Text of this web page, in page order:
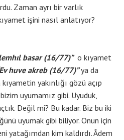
Zaman ayrı bir varlık
işini nasıl anlatıyor?
basar (16/77)”o kıyamet
huve akreb (16/77)”ya da
yakınlığı gözü açıp
uyumamız gibi. Uyuduk,
Değil mi? Bu kadar. Biz bu iki
uyumak gibi biliyor. Onun için
yatağımdan kim kaldırdı. Âdem